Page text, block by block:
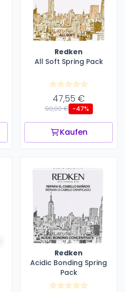
Redken
All Soft Spring Pack
47,55 €
90,00 € -47%
Kaufen
Redken
Acidic Bonding Spring
Pack